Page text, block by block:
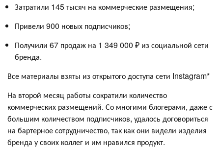
Затратили 145 тысяч на коммерческие размещения;
Привели 900 новых подписчиков;
Получили 67 продаж на 1 349 000 ₽ из социальной сети
бренда.
Все материалы взяты из открытого доступа сети Instagram*
На второй месяц работы сократили количество
коммерческих размещений. Со многими блогерами, даже с
большим количеством подписчиков, удалось договориться
на бартерное сотрудничество, так как они видели изделия
бренда у своих коллег и им нравился продукт.